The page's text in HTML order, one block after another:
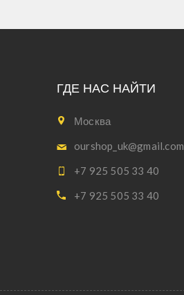
ГДЕ НАС НАЙТИ
Москва
ourshop_uk@gmail.com
+7 925 505 33 40
+7 925 505 33 40